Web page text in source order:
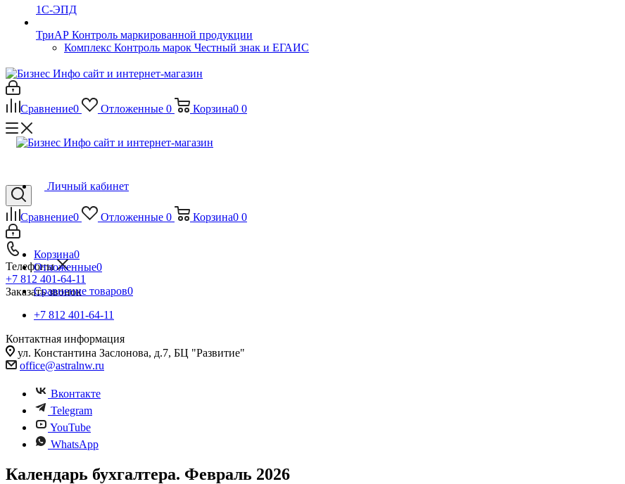
1С-ЭПД
ТриАР Контроль маркированной продукции
Комплекс Контроль марок Честный знак и ЕГАИС
Сравнение0 Отложенные 0 Корзина0 0
Сравнение0 Отложенные 0 Корзина0 0
Телефоны
+7 812 401-64-11
Заказать звонок
Личный кабинет
Корзина0
Отложенные0
Сравнение товаров0
+7 812 401-64-11
Контактная информация
ул. Константина Заслонова, д.7, БЦ "Развитие"
office@astralnw.ru
Вконтакте
Telegram
YouTube
WhatsApp
Календарь бухгалтера. Февраль 2026